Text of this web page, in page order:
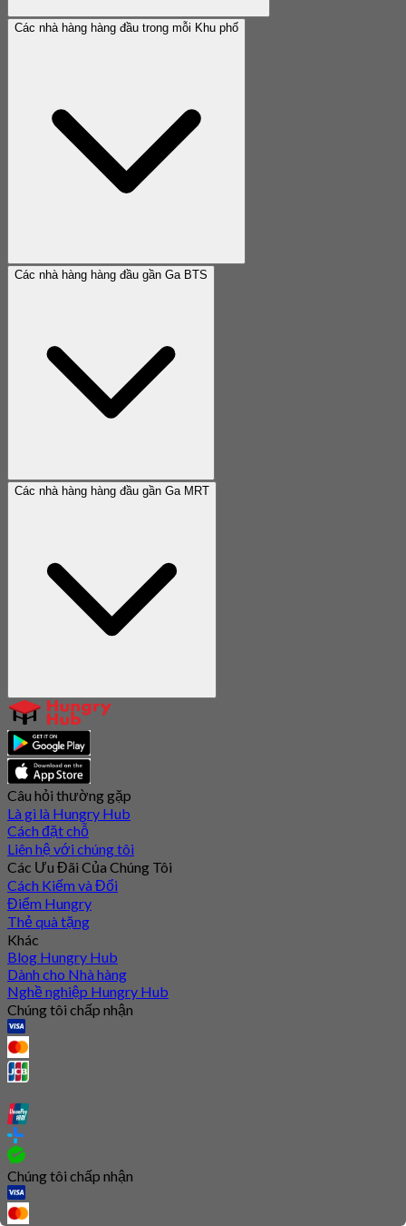
Các nhà hàng hàng đầu trong mỗi Khu phố
Các nhà hàng hàng đầu gần Ga BTS
Các nhà hàng hàng đầu gần Ga MRT
Câu hỏi thường gặp
Là gì là Hungry Hub
Cách đặt chỗ
Liên hệ với chúng tôi
Các Ưu Đãi Của Chúng Tôi
Cách Kiếm và Đổi
Điểm Hungry
Thẻ quà tặng
Khác
Blog Hungry Hub
Dành cho Nhà hàng
Nghề nghiệp Hungry Hub
Chúng tôi chấp nhận
Chúng tôi chấp nhận